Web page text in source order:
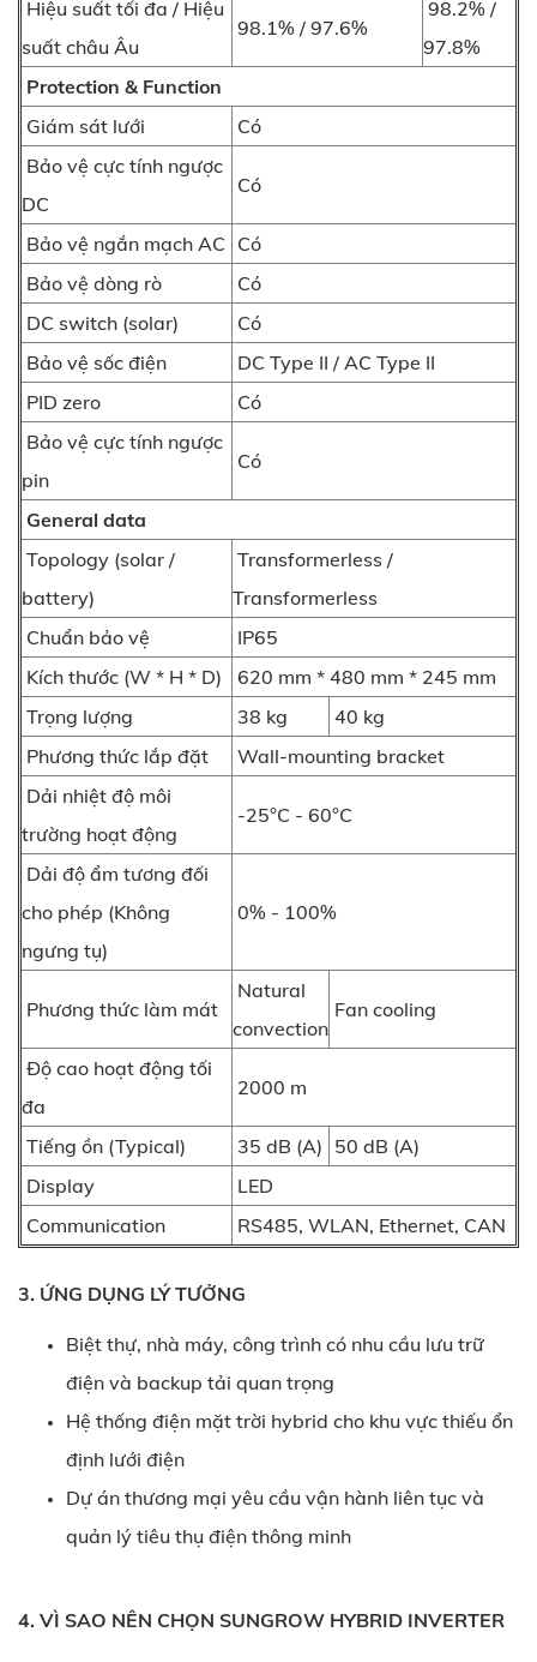
Hiệu suất tối đa / Hiệu
suất châu Âu
98.1% / 97.6%
98.2% /
97.8%
Protection & Function
Giám sát lưới
Có
Bảo vệ cực tính ngược
DC
Có
Bảo vệ ngắn mạch AC Có
Bảo vệ dòng rò
Có
DC switch (solar)
Có
Bảo vệ sốc điện
DC Type II / AC Type II
PID zero
Có
Bảo vệ cực tính ngược
pin
Có
General data
Topology (solar /
battery)
Transformerless /
Transformerless
Chuẩn bảo vệ
IP65
Kích thước (W * H * D)
620 mm * 480 mm * 245 mm
Trọng lượng
38 kg
40 kg
Phương thức lắp đặt
Wall-mounting bracket
Dải nhiệt độ môi
trường hoạt động
-25°C - 60°C
Dải độ ẩm tương đối
cho phép (Không
ngưng tụ)
0% - 100%
Phương thức làm mát
Natural
convection
Fan cooling
Độ cao hoạt động tối
đa
2000 m
Tiếng ồn (Typical) 35 dB (A) 50 dB (A)
Display
LED
Communication
RS485, WLAN, Ethernet, CAN
3. ỨNG DỤNG LÝ TƯỞNG
Biệt thự, nhà máy, công trình có nhu cầu lưu trữ
điện và backup tải quan trọng
Hệ thống điện mặt trời hybrid cho khu vực thiếu ổn
định lưới điện
Dự án thương mại yêu cầu vận hành liên tục và
quản lý tiêu thụ điện thông minh
4. VÌ SAO NÊN CHỌN SUNGROW HYBRID INVERTER